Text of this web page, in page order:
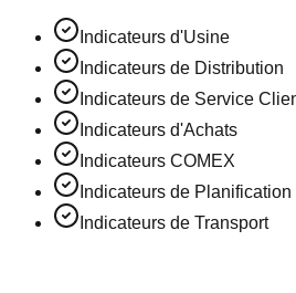
Indicateurs d'Usine
Indicateurs de Distribution
Indicateurs de Service
Indicateurs d'Achats
Indicateurs COMEX
Indicateurs de Planification
Indicateurs de Transport